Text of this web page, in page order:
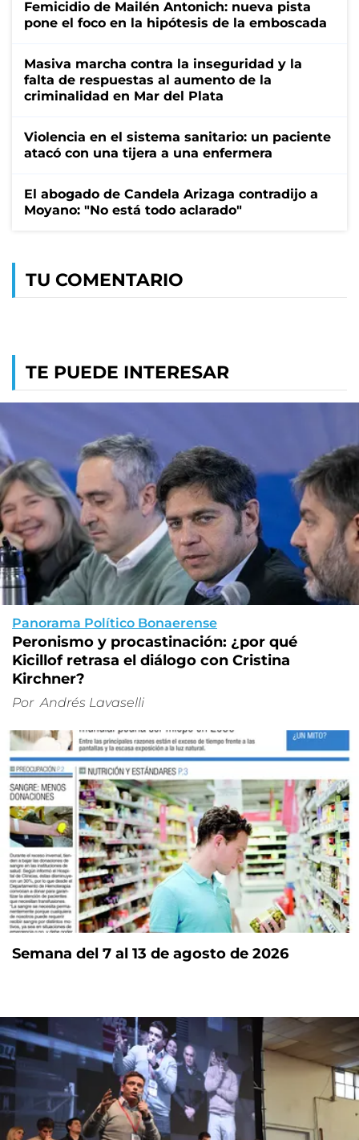
Femicidio de Mailén Antonich: nueva pista
pone el foco en la hipótesis de la emboscada
Masiva marcha contra la inseguridad y la
falta de respuestas al aumento de la
criminalidad en Mar del Plata
Violencia en el sistema sanitario: un paciente
atacó con una tijera a una enfermera
El abogado de Candela Arizaga contradijo a
Moyano: "No está todo aclarado"
TU COMENTARIO
TE PUEDE INTERESAR
Panorama Político Bonaerense
Peronismo y procastinación: ¿por qué
Kicillof retrasa el diálogo con Cristina
Kirchner?
Por Andrés Lavaselli
Semana del 7 al 13 de agosto de 2026